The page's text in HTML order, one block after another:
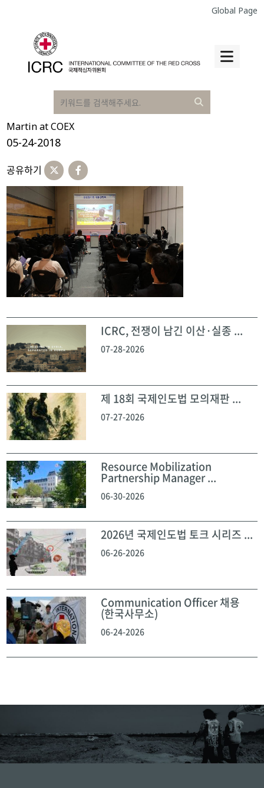
Global Page
Martin at COEX
05-24-2018
공유하기
ICRC, 전쟁이 남긴 이산·실종 ...
07-28-2026
제 18회 국제인도법 모의재판 ...
07-27-2026
Resource Mobilization
Partnership Manager ...
06-30-2026
2026년 국제인도법 토크 시리즈 ...
06-26-2026
Communication Officer 채용
(한국사무소)
06-24-2026